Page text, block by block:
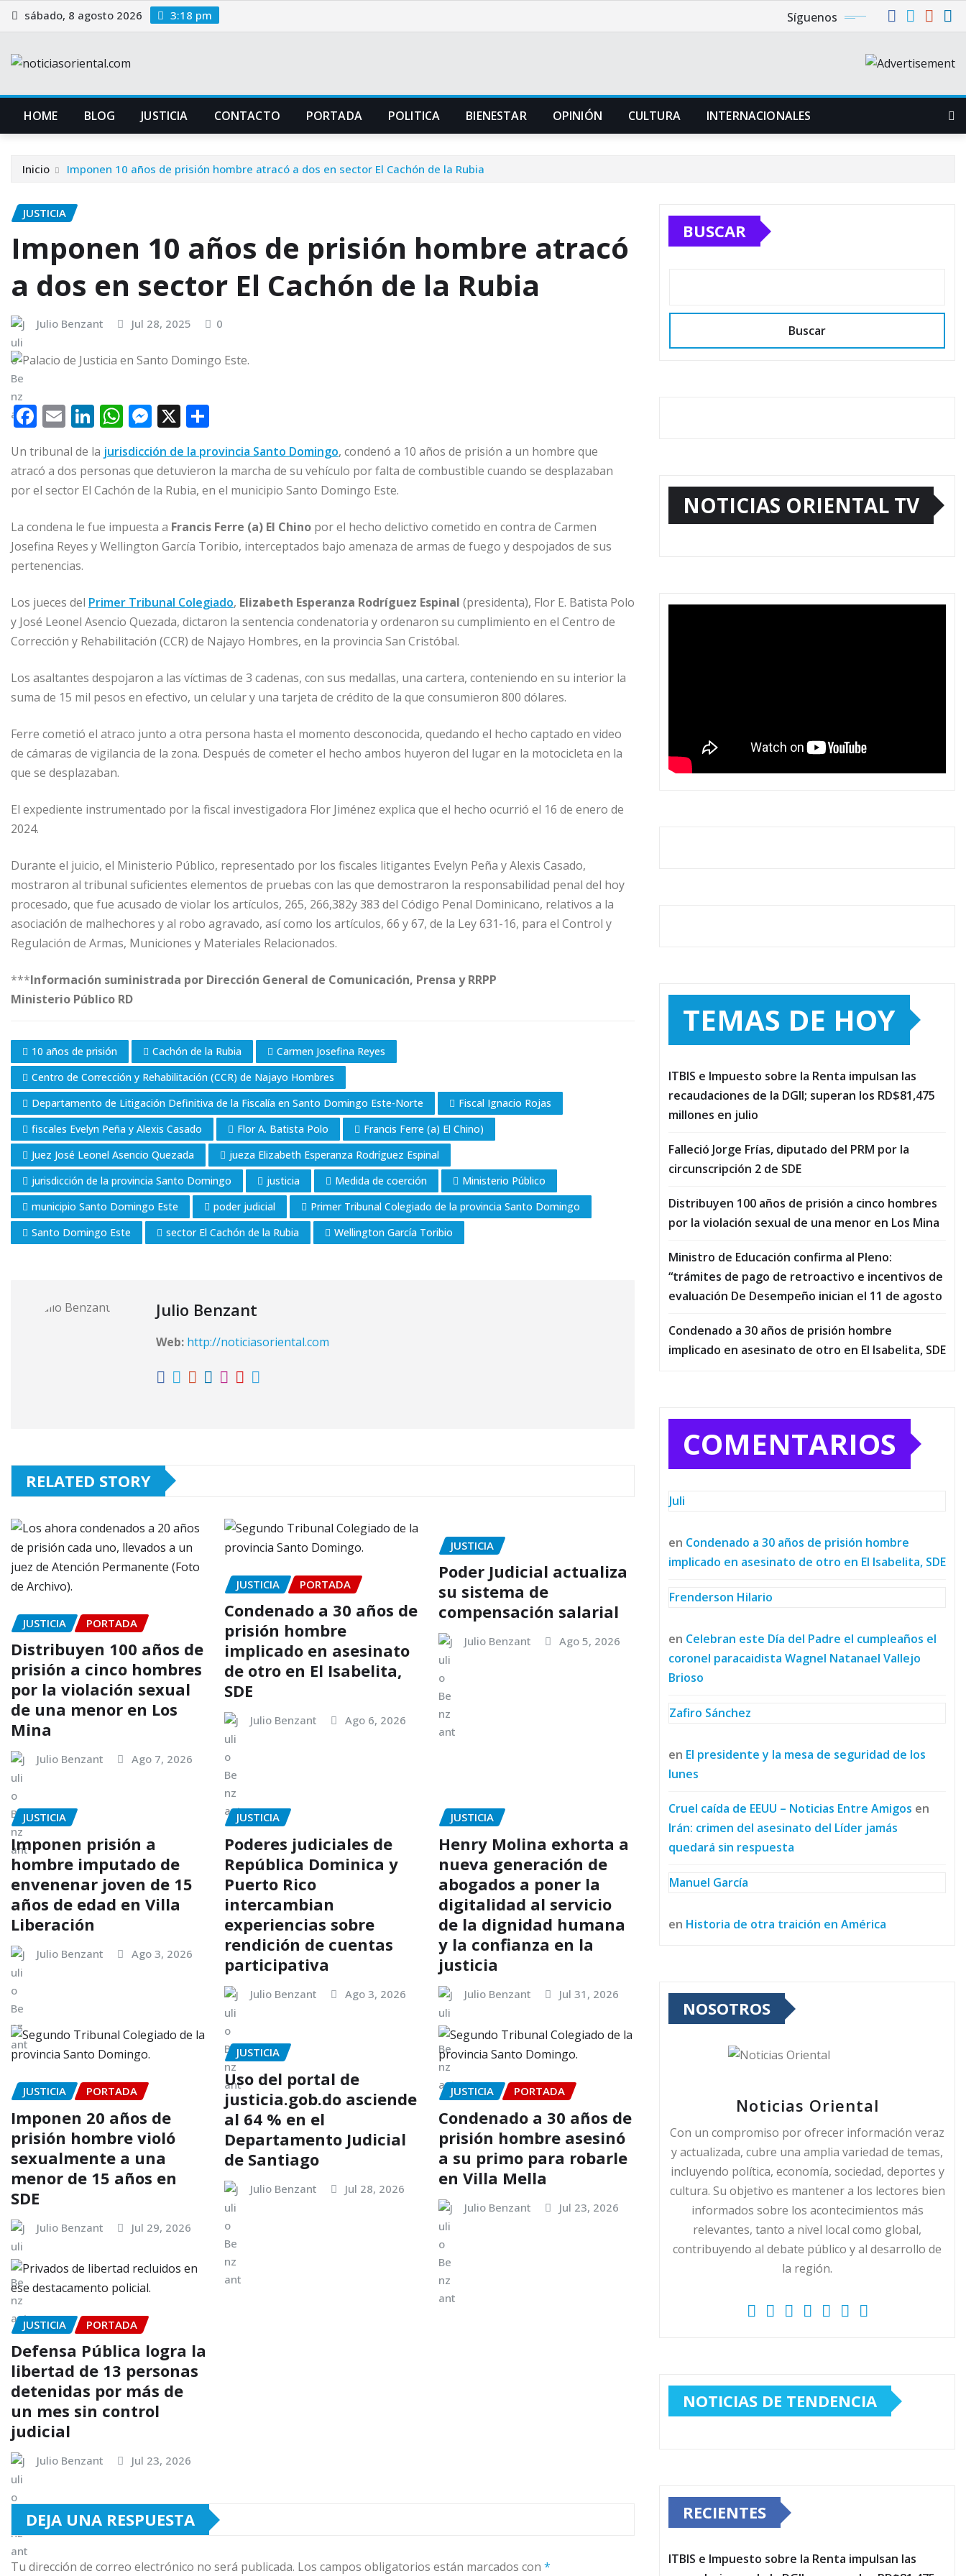
Saltar
al
sábado, 8 agosto 2026 3:18 pm Síguenos
HOME BLOG JUSTICIA CONTACTO PORTADA POLITICA BIENESTAR OPINIÓN CULTURA INTERNACIONALES
Inicio Imponen 10 años de prisión hombre atracó a dos en sector El Cachón de la Rubia
JUSTICIA
Imponen 10 años de prisión hombre atracó
a dos en sector El Cachón de la Rubia
Julio Benzant Jul 28, 2025 0
F
a
c
e
o
o
k
E
m
ai
l
Li
n
k
e
n
W
h
at
s
p
p
M
e
ss
e
g
e
X
m
p
ti
r
Un tribunal de la jurisdicción de la provincia Santo Domingo, condenó a 10 años de prisión a un hombre que
atracó a dos personas que detuvieron la marcha de su vehículo por falta de combustible cuando se desplazaban
por el sector El Cachón de la Rubia, en el municipio Santo Domingo Este.
La condena le fue impuesta a Francis Ferre (a) El Chino por el hecho delictivo cometido en contra de Carmen
Josefina Reyes y Wellington García Toribio, interceptados bajo amenaza de armas de fuego y despojados de sus
pertenencias.
Los jueces del Primer Tribunal Colegiado, Elizabeth Esperanza Rodríguez Espinal (presidenta), Flor E. Batista Polo
y José Leonel Asencio Quezada, dictaron la sentencia condenatoria y ordenaron su cumplimiento en el Centro de
Corrección y Rehabilitación (CCR) de Najayo Hombres, en la provincia San Cristóbal.
Los asaltantes despojaron a las víctimas de 3 cadenas, con sus medallas, una cartera, conteniendo en su interior la
suma de 15 mil pesos en efectivo, un celular y una tarjeta de crédito de la que consumieron 800 dólares.
Ferre cometió el atraco junto a otra persona hasta el momento desconocida, quedando el hecho captado en video
de cámaras de vigilancia de la zona. Después de cometer el hecho ambos huyeron del lugar en la motocicleta en la
que se desplazaban.
El expediente instrumentado por la fiscal investigadora Flor Jiménez explica que el hecho ocurrió el 16 de enero de
2024.
Durante el juicio, el Ministerio Público, representado por los fiscales litigantes Evelyn Peña y Alexis Casado,
mostraron al tribunal suficientes elementos de pruebas con las que demostraron la responsabilidad penal del hoy
procesado, que fue acusado de violar los artículos, 265, 266,382y 383 del Código Penal Dominicano, relativos a la
asociación de malhechores y al robo agravado, así como los artículos, 66 y 67, de la Ley 631-16, para el Control y
Regulación de Armas, Municiones y Materiales Relacionados.
***Información suministrada por Dirección General de Comunicación, Prensa y RRPP
Ministerio Público RD
10 años de prisión Cachón de la Rubia
Carmen Josefina Reyes
Centro de Corrección y Rehabilitación (CCR) de Najayo Hombres
Departamento de Litigación Definitiva de la Fiscalía en Santo Domingo Este-Norte
Fiscal Ignacio Rojas
fiscales Evelyn Peña y Alexis Casado
Flor A. Batista Polo
Francis Ferre (a) El Chino)
Juez José Leonel Asencio Quezada
jueza Elizabeth Esperanza Rodríguez Espinal
jurisdicción de la provincia Santo Domingo
justicia Medida de coerción
Ministerio Público
municipio Santo Domingo Este
poder judicial
Primer Tribunal Colegiado de la provincia Santo Domingo
Santo Domingo Este
sector El Cachón de la Rubia Wellington García Toribio
Julio Benzant
Web: http://noticiasoriental.com
RELATED STORY
JUSTICIA PORTADA
Distribuyen 100 años de
prisión a cinco hombres
por la violación sexual
de una menor en Los
Mina
Julio Benzant Ago 7, 2026
JUSTICIA PORTADA
Condenado a 30 años de
prisión hombre
implicado en asesinato
de otro en El Isabelita,
SDE
Julio Benzant Ago 6, 2026
JUSTICIA
Poder Judicial actualiza
su sistema de
compensación salarial
Julio Benzant Ago 5, 2026
JUSTICIA
Imponen prisión a
hombre imputado de
envenenar joven de 15
años de edad en Villa
Liberación
Julio Benzant Ago 3, 2026
JUSTICIA
Poderes judiciales de
República Dominica y
Puerto Rico
intercambian
experiencias sobre
rendición de cuentas
participativa
Julio Benzant Ago 3, 2026
JUSTICIA
Henry Molina exhorta a
nueva generación de
abogados a poner la
digitalidad al servicio
de la dignidad humana
y la confianza en la
justicia
Julio Benzant Jul 31, 2026
JUSTICIA PORTADA
Imponen 20 años de
prisión hombre violó
sexualmente a una
menor de 15 años en
SDE
Julio Benzant Jul 29, 2026
JUSTICIA
Uso del portal de
justicia.gob.do asciende
al 64 % en el
Departamento Judicial
de Santiago
Julio Benzant Jul 28, 2026
JUSTICIA PORTADA
Condenado a 30 años de
prisión hombre asesinó
a su primo para robarle
en Villa Mella
Julio Benzant Jul 23, 2026
JUSTICIA PORTADA
Defensa Pública logra la
libertad de 13 personas
detenidas por más de
un mes sin control
judicial
Julio Benzant Jul 23, 2026
DEJA UNA RESPUESTA
Tu dirección de correo electrónico no será publicada. Los campos obligatorios están marcados con *
BUSCAR
Buscar
NOTICIAS ORIENTAL TV
TEMAS DE HOY
ITBIS e Impuesto sobre la Renta impulsan las
recaudaciones de la DGII; superan los RD$81,475
millones en julio
Falleció Jorge Frías, diputado del PRM por la
circunscripción 2 de SDE
Distribuyen 100 años de prisión a cinco hombres
por la violación sexual de una menor en Los Mina
Ministro de Educación confirma al Pleno:
“trámites de pago de retroactivo e incentivos de
evaluación De Desempeño inician el 11 de agosto
Condenado a 30 años de prisión hombre
implicado en asesinato de otro en El Isabelita, SDE
COMENTARIOS
Juli
en Condenado a 30 años de prisión hombre
implicado en asesinato de otro en El Isabelita, SDE
Frenderson Hilario
en Celebran este Día del Padre el cumpleaños el
coronel paracaidista Wagnel Natanael Vallejo
Brioso
Zafiro Sánchez
en El presidente y la mesa de seguridad de los
lunes
Cruel caída de EEUU – Noticias Entre Amigos en
Irán: crimen del asesinato del Líder jamás
quedará sin respuesta
Manuel García
en Historia de otra traición en América
NOSOTROS
Noticias Oriental
Con un compromiso por ofrecer información veraz
y actualizada, cubre una amplia variedad de temas,
incluyendo política, economía, sociedad, deportes y
cultura. Su objetivo es mantener a los lectores bien
informados sobre los acontecimientos más
relevantes, tanto a nivel local como global,
contribuyendo al debate público y al desarrollo de
la región.
NOTICIAS DE TENDENCIA
RECIENTES
ITBIS e Impuesto sobre la Renta impulsan las